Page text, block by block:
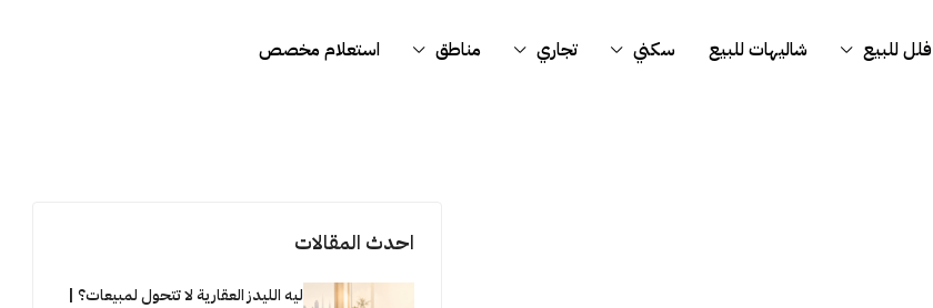
فلل للبيع شاليهات للبيع سكني تجاري مناطق استعلام مخصص
احدث المقالات
ليه الليدز العقارية لا تتحول لمبيعات؟ |